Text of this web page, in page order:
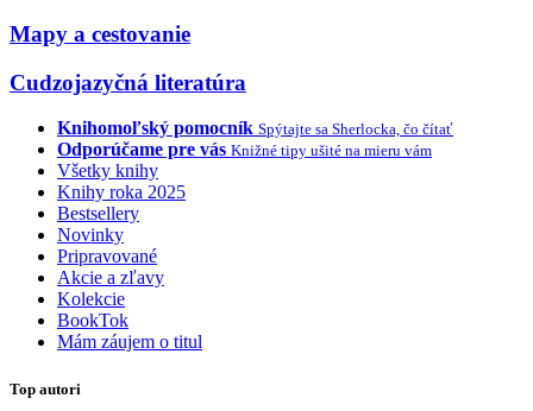
Mapy a cestovanie
Cudzojazyčná literatúra
Knihomoľský pomocník Spýtajte sa Sherlocka, čo čítať
Odporúčame pre vás Knižné tipy ušité na mieru vám
Všetky knihy
Knihy roka 2025
Bestsellery
Novinky
Pripravované
Akcie a zľavy
Kolekcie
BookTok
Mám záujem o titul
Top autori